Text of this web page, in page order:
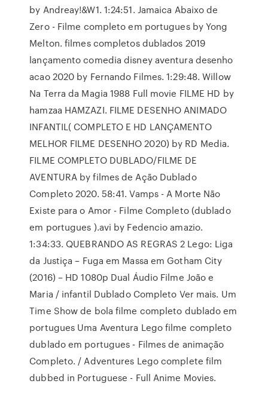
by Andreay!&W1. 1:24:51. Jamaica Abaixo de
Zero - Filme completo em portugues by Yong
Melton. filmes completos dublados 2019
lançamento comedia disney aventura desenho
acao 2020 by Fernando Filmes. 1:29:48. Willow
Na Terra da Magia 1988 Full movie FILME HD by
hamzaa HAMZAZI. FILME DESENHO ANIMADO
INFANTIL( COMPLETO E HD LANÇAMENTO
MELHOR FILME DESENHO 2020) by RD Media.
FILME COMPLETO DUBLADO/FILME DE
AVENTURA by filmes de Ação Dublado
Completo 2020. 58:41. Vamps - A Morte Não
Existe para o Amor - Filme Completo (dublado
em portugues ).avi by Fedencio amazio.
1:34:33. QUEBRANDO AS REGRAS 2 Lego: Liga
da Justiça – Fuga em Massa em Gotham City
(2016) – HD 1080p Dual Áudio Filme João e
Maria / infantil Dublado Completo Ver mais. Um
Time Show de bola filme completo dublado em
portugues Uma Aventura Lego filme completo
dublado em portugues - Filmes de animação
Completo. / Adventures Lego complete film
dubbed in Portuguese - Full Anime Movies.